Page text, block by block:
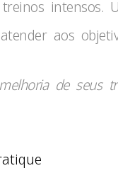
intensos.
aos
de seus